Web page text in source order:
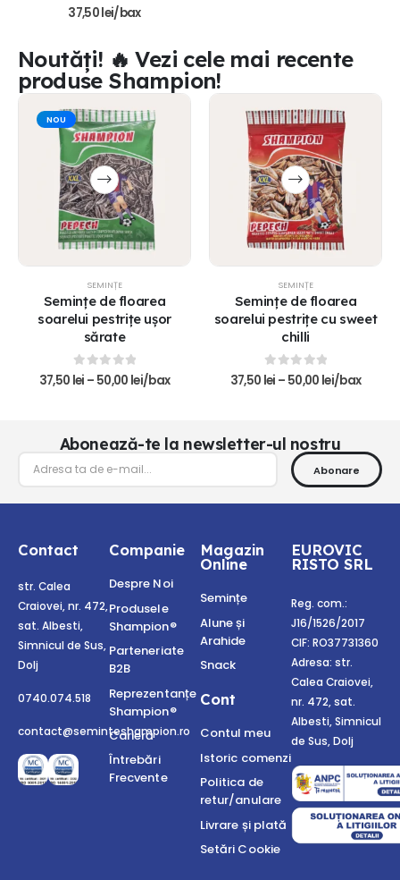
0out of 5
37,50lei/bax
Noutăți! 🔥 Vezi cele mai recente
produse Shampion!
NOU
SEMINȚE
Semințe de floarea
soarelui pestrițe ușor
sărate
0out of 5
37,50 lei – 50,00 lei/bax
SEMINȚE
Semințe de floarea
soarelui pestrițe cu sweet
chilli
0out of 5
37,50 lei – 50,00 lei/bax
Abonează-te la newsletter-ul nostru
Abonare
Contact
str. Calea
Craiovei, nr. 472,
sat. Albesti,
Simnicul de Sus,
Dolj
0740.074.518
contact@seminteshampion.ro
Companie
Despre Noi
Produsele
Shampion®
Parteneriate
B2B
Reprezentanțe
Shampion®
Carieră
Întrebări
Frecvente
Magazin
Online
Semințe
Alune și
Arahide
Snack
Cont
Contul meu
Istoric comenzi
Politica de
retur/anulare
Livrare și plată
Setări Cookie
EUROVIC
RISTO SRL
Reg. com.:
J16/1526/2017
CIF: RO37731360
Adresa: str.
Calea Craiovei,
nr. 472, sat.
Albesti, Simnicul
de Sus, Dolj